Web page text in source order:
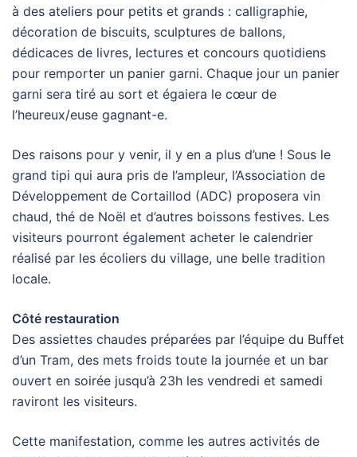
à des ateliers pour petits et grands : calligraphie,
décoration de biscuits, sculptures de ballons,
dédicaces de livres, lectures et concours quotidiens
pour remporter un panier garni. Chaque jour un panier
garni sera tiré au sort et égaiera le cœur de
l’heureux/euse gagnant-e.
Des raisons pour y venir, il y en a plus d’une ! Sous le
grand tipi qui aura pris de l’ampleur, l’Association de
Développement de Cortaillod (ADC) proposera vin
chaud, thé de Noël et d’autres boissons festives. Les
visiteurs pourront également acheter le calendrier
réalisé par les écoliers du village, une belle tradition
locale.
Côté restauration
Des assiettes chaudes préparées par l’équipe du Buffet
d’un Tram, des mets froids toute la journée et un bar
ouvert en soirée jusqu’à 23h les vendredi et samedi
raviront les visiteurs.
Cette manifestation, comme les autres activités de